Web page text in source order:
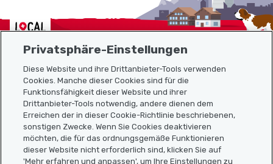
Localcities
Sitemap
Nützliche Links
Privatsphäre-Einstellungen
Diese Website und ihre Drittanbieter-Tools verwenden
Cookies. Manche dieser Cookies sind für die
Funktionsfähigkeit dieser Website und ihrer
Drittanbieter-Tools notwendig, andere dienen dem
Erreichen der in dieser Cookie-Richtlinie beschriebenen,
sonstigen Zwecke. Wenn Sie Cookies deaktivieren
möchten, die für das ordnungsgemäße Funktionieren
dieser Website nicht erforderlich sind, klicken Sie auf
'Mehr erfahren und anpassen', um Ihre Einstellungen zu